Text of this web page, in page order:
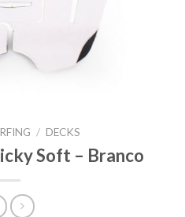
/ DECKS
Soft – Branco